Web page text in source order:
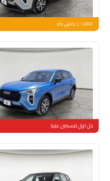
مستعملة 28,512 كم ممشى قليل
1,000 كاش باك
مستعملة 41,715 كم ممشى قليل
خل اول قسطين علينا